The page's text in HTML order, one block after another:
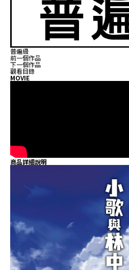
普遍級
前一個作品
下一個作品
觀看目錄
MOVIE
商品詳細說明